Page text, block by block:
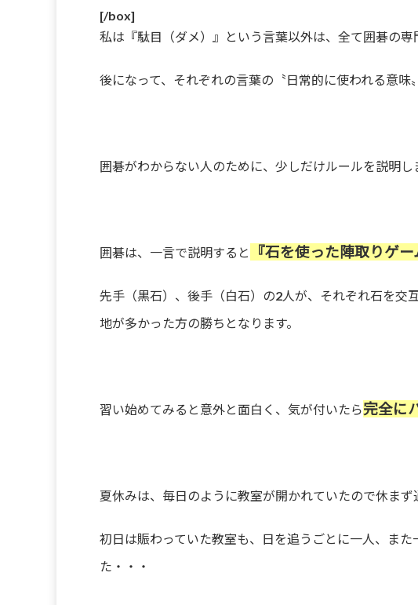
[/box]
私は『駄目（ダメ）』という言葉以外は、全て囲碁の専
後になって、それぞれの言葉の〝日常的に使われる意味
囲碁がわからない人のために、少しだけルールを説明
囲碁は、一言で説明すると 『石を使った陣取りゲー
先手（黒石）、後手（白石）の2人が、それぞれ石を交
地が多かった方の勝ちとなります。
習い始めてみると意外と面白く、気が付いたら完全に
夏休みは、毎日のように教室が開かれていたので休まず
初日は賑わっていた教室も、日を追うごとに一人、ま
た・・・